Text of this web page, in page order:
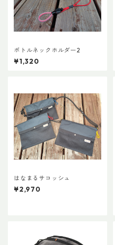
ボトルネックホルダー2
¥1,320
はなまるサコッシュ
¥2,970